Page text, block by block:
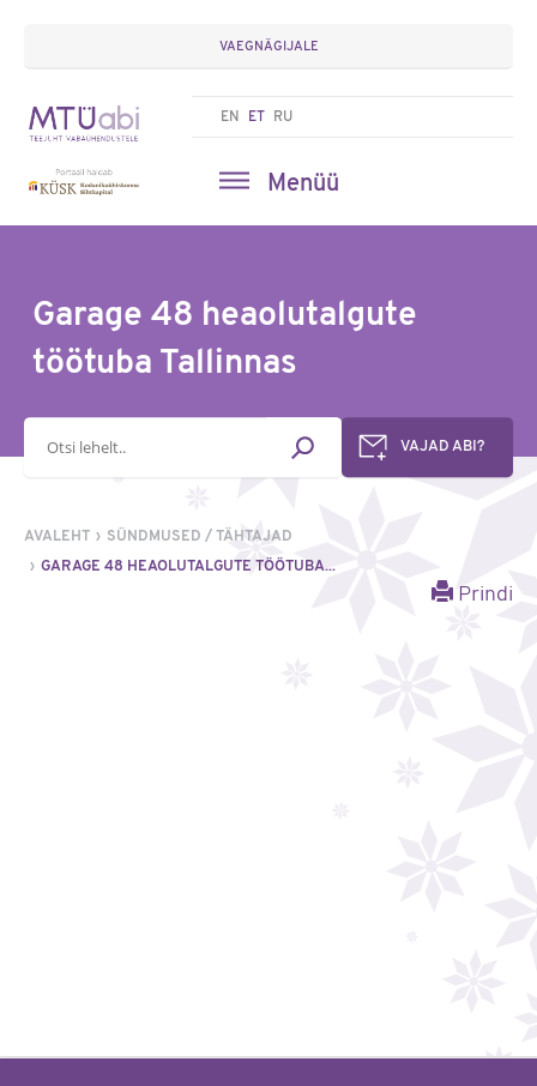
VAEGNÄGIJALE
EN ET RU
Menüü
Garage 48 heaolutalgute
töötuba Tallinnas
Otsisõna
VAJAD ABI?
AVALEHT SÜNDMUSED / TÄHTAJAD
GARAGE 48 HEAOLUTALGUTE TÖÖTUBA...
Prindi